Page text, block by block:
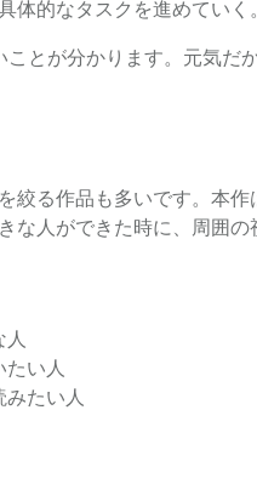
的なタスクを進めてい
とが分かります。元気
る作品も多いです。本
人ができた時に、周囲
い人
たい人